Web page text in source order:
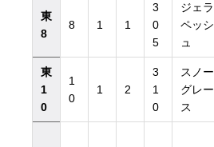
東
8
8 1 1
3
0
5
ジェラ
ペッシ
ュ
東
1
0
1
0
1 2
3
1
0
スノー
グレー
ス